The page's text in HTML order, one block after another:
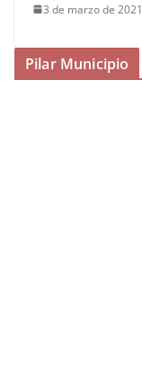
3 de marzo de 2021
Pilar Municipio